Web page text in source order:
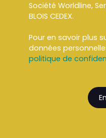
Société Worldline,
BLOIS CEDEX.
Pour en savoir plus
données
politique de